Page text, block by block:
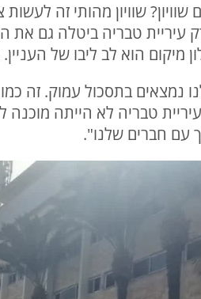
שוויון? שוויון מהותי זה
עיריית טבריה ביטלה גם
הוא לב ליבו של העניין. אנחנו
עם חברים שלנו".